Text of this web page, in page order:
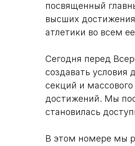
посвященный
высших
атлетики во всем
Сегодня перед
создавать условия
секций и
достижений. Мы
становилась
В этом номере мы